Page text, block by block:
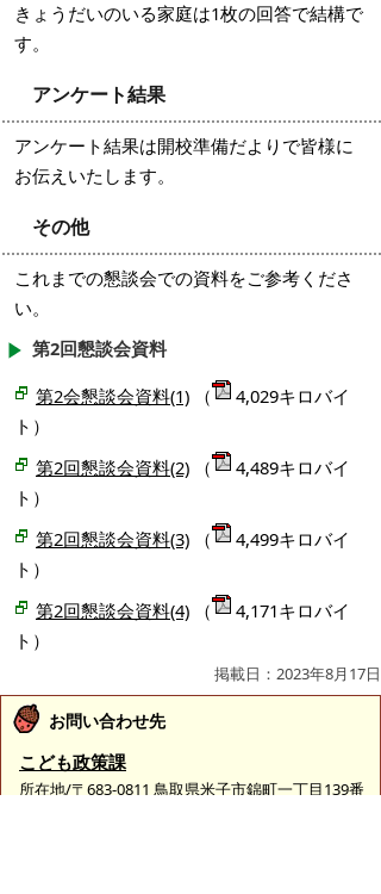
きょうだいのいる家庭は1枚の回答で結構で
す。
アンケート結果
アンケート結果は開校準備だよりで皆様に
お伝えいたします。
その他
これまでの懇談会での資料をご参考くださ
い。
第2回懇談会資料
第2会懇談会資料(1) （
4,029キロバイ
ト）
第2回懇談会資料(2) （
4,489キロバイ
ト）
第2回懇談会資料(3) （
4,499キロバイ
ト）
第2回懇談会資料(4) （
4,171キロバイ
ト）
掲載日：2023年8月17日
お問い合わせ先
こども政策課
所在地/〒683-0811 鳥取県米子市錦町一丁目139番